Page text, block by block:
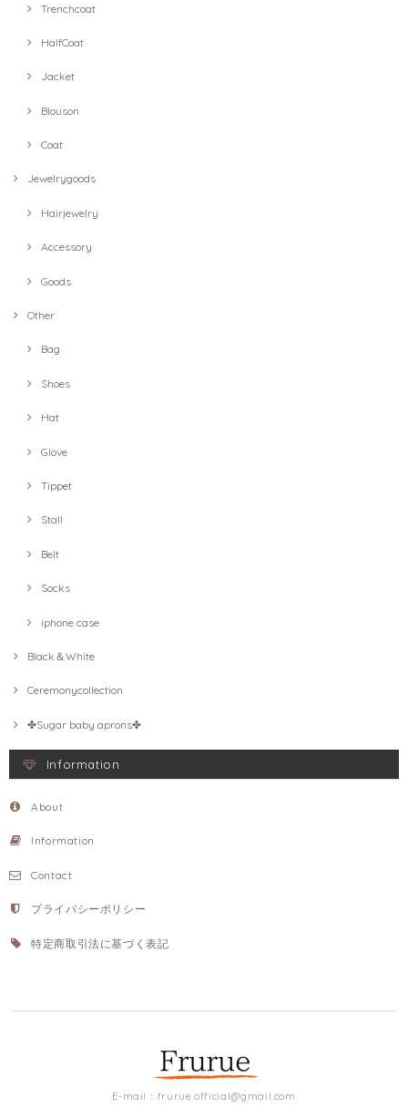
Trenchcoat
HalfCoat
Jacket
Blouson
Coat
Jewelrygoods
Hairjewelry
Accessory
Goods
Other
Bag
Shoes
Hat
Glove
Tippet
Stall
Belt
Socks
iphone case
Black＆White
Ceremonycollection
✤Sugar baby aprons✤
Information
About
Information
Contact
プライバシーポリシー
特定商取引法に基づく表記
E-mail： frurue.official@gmail.com